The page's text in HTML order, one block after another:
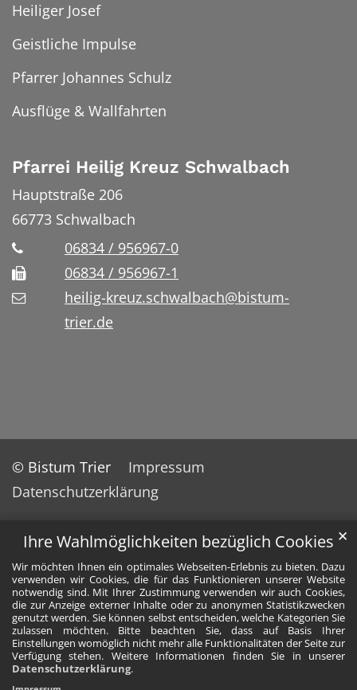
Ihre Wahlmöglichkeiten bezüglich Cookies
Wir möchten Ihnen ein optimales Webseiten-Erlebnis zu bieten. Dazu
verwenden wir Cookies, die für das Funktionieren unserer Website
notwendig sind. Mit Ihrer Zustimmung verwenden wir auch Cookies,
die zur Anzeige externer Inhalte oder zu anonymen Statistikzwecken
genutzt werden. Sie können selbst entscheiden, welche Kategorien Sie
zulassen möchten. Bitte beachten Sie, dass auf Basis Ihrer
Einstellungen womöglich nicht mehr alle Funktionalitäten der Seite zur
Verfügung stehen. Weitere Informationen finden Sie in unserer
Datenschutzerklärung.
✕
Heiliger Josef
Geistliche Impulse
Pfarrer Johannes Schulz
Ausflüge & Wallfahrten
Pfarrei Heilig Kreuz Schwalbach
Hauptstraße 206
66773 Schwalbach
06834 / 956967-0
06834 / 956967-1
heilig-kreuz.schwalbach@bistum-
trier.de
© Bistum Trier
Impressum
Datenschutzerklärung